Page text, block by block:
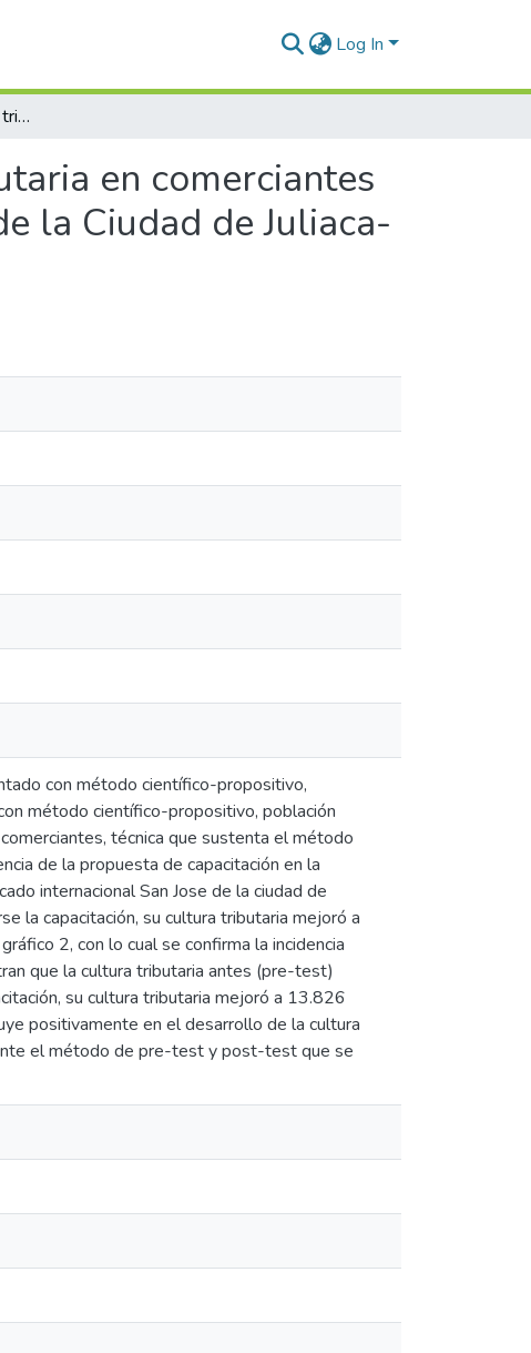
Log In
Nivel de capacitación en tributos y la cultura tributaria en comerciantes de calzados del Mercado Internacional San José de la Ciudad de Juliaca-2022
en comerciantes
la Ciudad de Juliaca-
con método científico-propositivo,
método científico-propositivo, población
técnica que sustenta el método
de la propuesta de capacitación en la
internacional San Jose de la ciudad de
la capacitación, su cultura tributaria mejoró a
2, con lo cual se confirma la incidencia
que la cultura tributaria antes (pre-test)
su cultura tributaria mejoró a 13.826
positivamente en el desarrollo de la cultura
el método de pre-test y post-test que se